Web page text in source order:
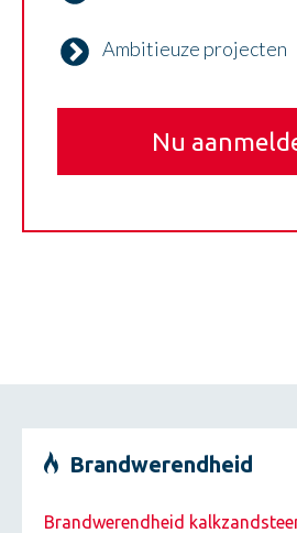
Ambitieuze projecten
Nu
Brandwerendheid
Brandwerendheid